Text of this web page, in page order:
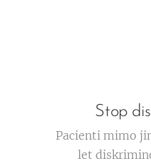
Stop
Pacienti mimo
let